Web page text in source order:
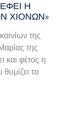
Η
ΧΙΌΝΩΝ»
της
της
και φέτος η
το